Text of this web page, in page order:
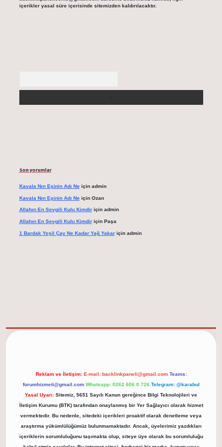
içerikler yasal süre içerisinde sitemizden kaldırılacaktır.
Son yorumlar
Kavala Nın Eşinin Adı Neiçin admin
Kavala Nın Eşinin Adı Neiçin Ozan
Allahın En Sevgili Kulu Kimdiriçin admin
Allahın En Sevgili Kulu Kimdiriçin Paşa
1 Bardak Yeşil Çay Ne Kadar Yağ Yakariçin admin
Reklam ve İletişim: E-mail: backlinkpaneli@gmail.com Teams:
forumhizmeti@gmail.com Whatsapp: 0262 606 0 726 Telegram: @karabul
Yasal Uyarı: Sitemiz, 5651 Sayılı Kanun gereğince Bilgi Teknolojileri ve
İletişim Kurumu (BTK) tarafından onaylanmış bir Yer Sağlayıcı olarak hizmet
vermektedir. Bu nedenle, sitedeki içerikleri proaktif olarak denetleme veya
araştırma yükümlülüğümüz bulunmamaktadır. Ancak, üyelerimiz yazdıkları
içeriklerin sorumluluğunu taşımakta olup, siteye üye olarak bu sorumluluğu